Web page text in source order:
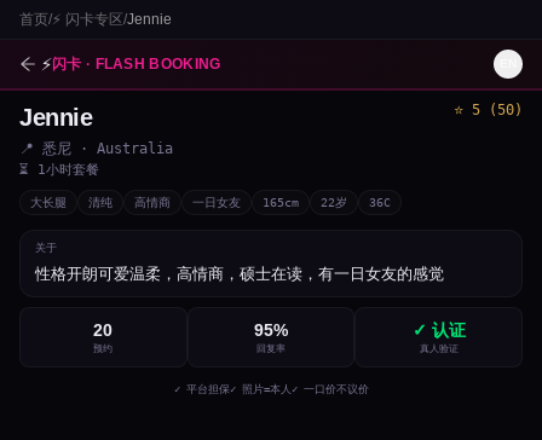
首页/⚡ 闪卡专区/Jennie
⚡闪卡 · FLASH BOOKING
1 /3
Jennie ⭐ 5 (50)
📍 悉尼 · Australia
⏳ 1小时套餐
大长腿 清纯 高情商 一日女友 165cm 22岁 36C
关于
性格开朗可爱温柔，高情商，硕士在读，有一日女友的感觉
20
预约
95%
回复率
✓ 认证
真人验证
✓ 平台担保✓ 照片=本人 ✓ 一口价不议价